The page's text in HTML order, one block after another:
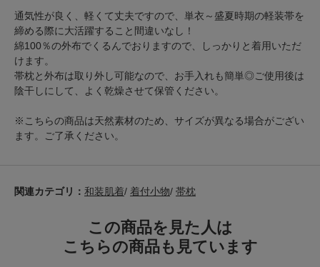
通気性が良く、軽くて丈夫ですので、単衣～盛夏時期の軽装帯を
締める際に大活躍すること間違いなし！
綿100％の外布でくるんでおりますので、しっかりと着用いただ
けます。
帯枕と外布は取り外し可能なので、お手入れも簡単◎ご使用後は
陰干しにして、よく乾燥させて保管ください。
※こちらの商品は天然素材のため、サイズが異なる場合がござい
ます。ご了承ください。
関連カテゴリ： 和装肌着/ 着付小物/ 帯枕
この商品を見た人は
こちらの商品も見ています